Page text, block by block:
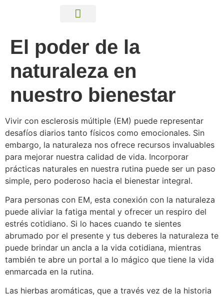
El poder de la
naturaleza en
nuestro bienestar
Vivir con esclerosis múltiple (EM) puede representar
desafíos diarios tanto físicos como emocionales. Sin
embargo, la naturaleza nos ofrece recursos invaluables
para mejorar nuestra calidad de vida. Incorporar
prácticas naturales en nuestra rutina puede ser un paso
simple, pero poderoso hacia el bienestar integral.
Para personas con EM, esta conexión con la naturaleza
puede aliviar la fatiga mental y ofrecer un respiro del
estrés cotidiano. Si lo haces cuando te sientes
abrumado por el presente y tus deberes la naturaleza te
puede brindar un ancla a la vida cotidiana, mientras
también te abre un portal a lo mágico que tiene la vida
enmarcada en la rutina.
Las hierbas aromáticas, que a través vez de la historia